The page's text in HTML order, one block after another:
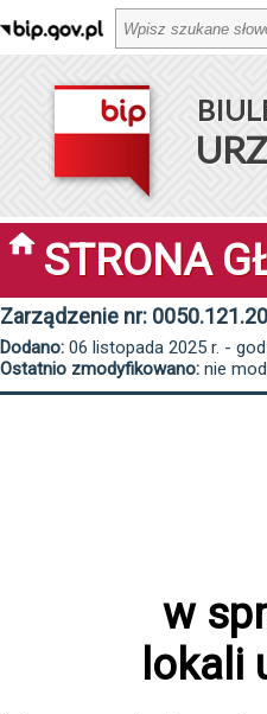
STRONA
Zarządzenie nr:
Dodano: 06 listopada 2025 r. -
Ostatnio zmodyfikowano: nie
w
lokali